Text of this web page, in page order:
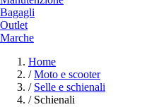
Bagagli
Outlet
Marche
Home
/ Moto e scooter
/ Selle e schienali
/ Schienali